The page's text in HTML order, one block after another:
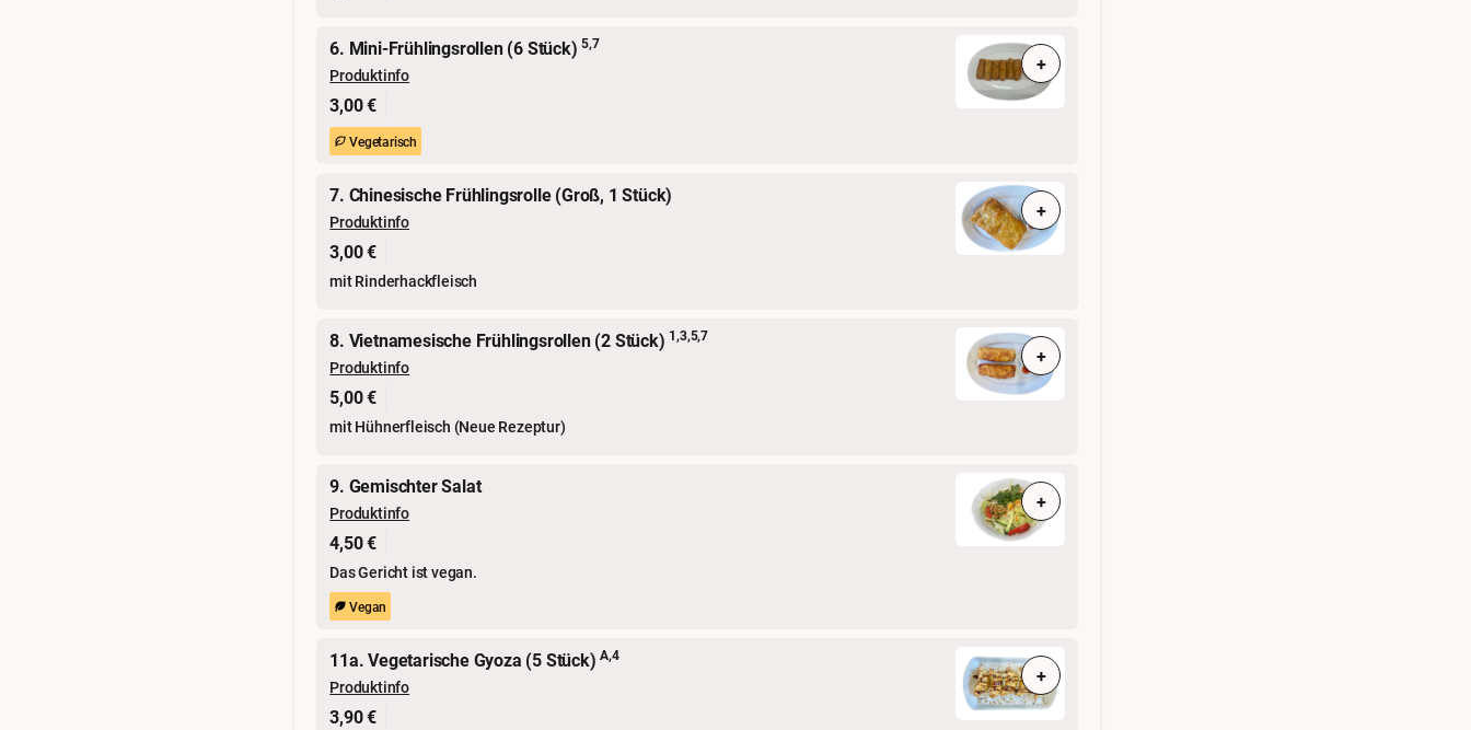
6. Mini-Frühlingsrollen (6 Stück)5,7
Produktinfo
3,00 €
Vegetarisch
+
7. Chinesische Frühlingsrolle (Groß, 1 Stück)
Produktinfo
3,00 €
mit Rinderhackfleisch
+
8. Vietnamesische Frühlingsrollen (2 Stück) 1,3,5,7
Produktinfo
5,00 €
mit Hühnerfleisch (Neue Rezeptur)
+
9. Gemischter Salat
Produktinfo
4,50 €
Das Gericht ist vegan.
Vegan
+
11a. Vegetarische Gyoza (5 Stück)A,4
Produktinfo
3,90 €
+